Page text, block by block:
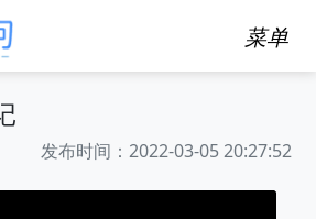
菜单
发布时间：2022-03-05 20:27:52